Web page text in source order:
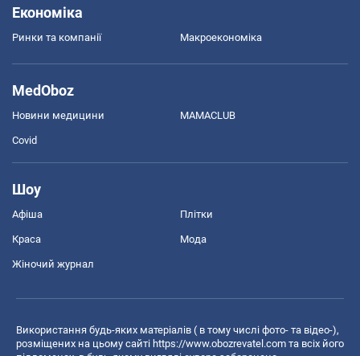
Економіка
Ринки та компанії Макроекономіка
MedOboz
Новини медицини MAMACLUB
Covid
Шоу
Афіша Плітки
Краса Мода
Жіночий журнал
Використання будь-яких матеріалів ( в тому числі фото- та відео-),
розміщених на цьому сайті https://www.obozrevatel.com та всіх його